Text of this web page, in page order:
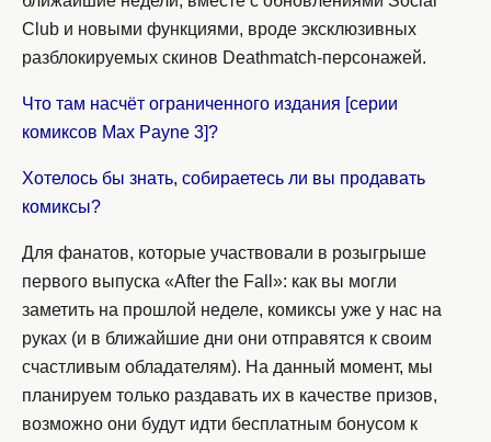
Club и новыми функциями, вроде эксклюзивных
разблокируемых скинов Deathmatch-персонажей.
Что там насчёт ограниченного издания [серии
комиксов Max Payne 3]?
Хотелось бы знать, собираетесь ли вы продавать
комиксы?
Для фанатов, которые участвовали в розыгрыше
первого выпуска «After the Fall»: как вы могли
заметить на прошлой неделе, комиксы уже у нас на
руках (и в ближайшие дни они отправятся к своим
счастливым обладателям). На данный момент, мы
планируем только раздавать их в качестве призов,
возможно они будут идти бесплатным бонусом к